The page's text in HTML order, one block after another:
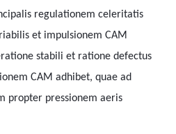
regulationem celeritatis
et impulsionem CAM
stabili et ratione defectus
CAM adhibet, quae ad
propter pressionem aeris